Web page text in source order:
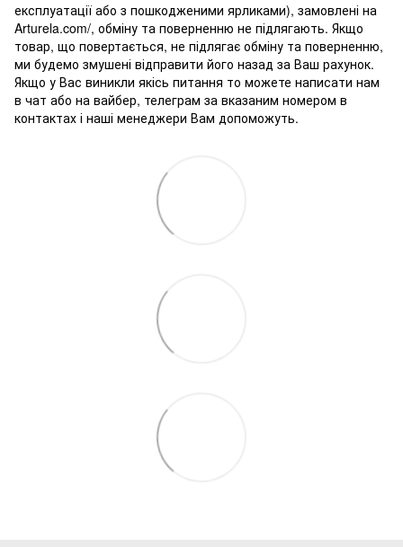
експлуатації або з пошкодженими ярликами), замовлені на
Arturela.com/, обміну та поверненню не підлягають. Якщо
товар, що повертається, не підлягає обміну та поверненню,
ми будемо змушені відправити його назад за Ваш рахунок.
Якщо у Вас виникли якісь питання то можете написати нам
в чат або на вайбер, телеграм за вказаним номером в
контактах і наші менеджери Вам допоможуть.